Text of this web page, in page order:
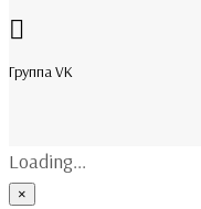
Группа VK
Loading...
×